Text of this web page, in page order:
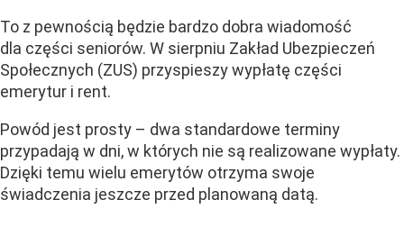
To z pewnością będzie bardzo dobra wiadomość
dla części seniorów. W sierpniu Zakład Ubezpieczeń
Społecznych (ZUS) przyspieszy wypłatę części
emerytur i rent.
Powód jest prosty – dwa standardowe terminy
przypadają w dni, w których nie są realizowane wypłaty.
Dzięki temu wielu emerytów otrzyma swoje
świadczenia jeszcze przed planowaną datą.